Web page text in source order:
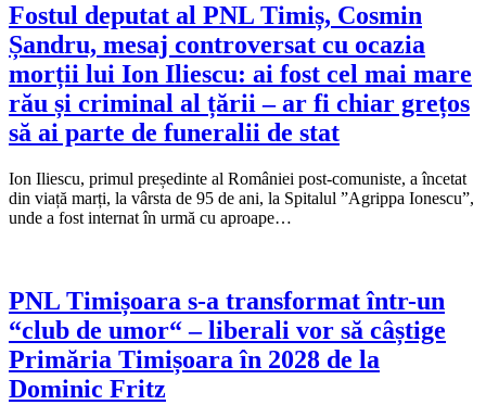
Fostul deputat al PNL Timiș, Cosmin
Șandru, mesaj controversat cu ocazia
morții lui Ion Iliescu: ai fost cel mai mare
rău și criminal al țării – ar fi chiar grețos
să ai parte de funeralii de stat
Ion Iliescu, primul președinte al României post-comuniste, a încetat
din viață marți, la vârsta de 95 de ani, la Spitalul ”Agrippa Ionescu”,
unde a fost internat în urmă cu aproape…
PNL Timișoara s-a transformat într-un
“club de umor“ – liberali vor să câștige
Primăria Timișoara în 2028 de la
Dominic Fritz